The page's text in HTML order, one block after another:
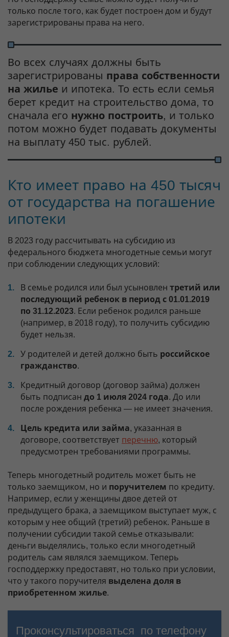
только после того, как будет построен дом и будут
зарегистрированы права на него.
Во всех случаях должны быть
зарегистрированы права собственности
на жилье и ипотека. То есть если семья
берет кредит на строительство дома, то
сначала его нужно построить, и только
потом можно будет подавать документы
на выплату 450 тыс. рублей.
Кто имеет право на 450 тысяч
от государства на погашение
ипотеки
В 2023 году рассчитывать на субсидию из
федерального бюджета многодетные семьи могут
при соблюдении следующих условий:
В семье родился или был усыновлен третий или
последующий ребенок в период с 01.01.2019
по 31.12.2023. Если ребенок родился раньше
(например, в 2018 году), то получить субсидию
будет нельзя.
У родителей и детей должно быть российское
гражданство.
Кредитный договор (договор займа) должен
быть подписан до 1 июля 2024 года. До или
после рождения ребенка — не имеет значения.
Цель кредита или займа, указанная в
договоре, соответствует перечню, который
предусмотрен требованиями программы.
Теперь многодетный родитель может быть не
только заемщиком, но и поручителем по кредиту.
Например, если у женщины двое детей от
предыдущего брака, а заемщиком выступает муж, с
которым у нее общий (третий) ребенок. Раньше в
получении субсидии такой семье отказывали:
деньги выделялись, только если многодетный
родитель сам являлся заемщиком. Теперь
господдержку предоставят, но только при условии,
что у такого поручителя выделена доля в
приобретенном жилье.